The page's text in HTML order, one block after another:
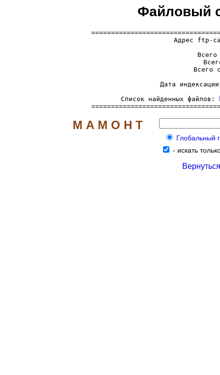
Файловый
Адрес ftp-
Всего
Всего
Дата
     Список найденных файлов:
М А М О Н Т
Глобальный
- искать